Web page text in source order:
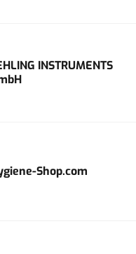
INSTRUMENTS
Shop.com